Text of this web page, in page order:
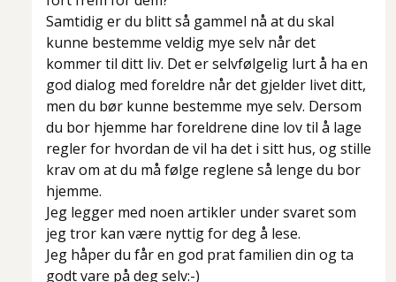
Samtidig er du blitt så gammel nå at du skal
kunne bestemme veldig mye selv når det
kommer til ditt liv. Det er selvfølgelig lurt å ha en
god dialog med foreldre når det gjelder livet ditt,
men du bør kunne bestemme mye selv. Dersom
du bor hjemme har foreldrene dine lov til å lage
regler for hvordan de vil ha det i sitt hus, og stille
krav om at du må følge reglene så lenge du bor
hjemme.
Jeg legger med noen artikler under svaret som
jeg tror kan være nyttig for deg å lese.
Jeg håper du får en god prat familien din og ta
godt vare på deg selv:-)